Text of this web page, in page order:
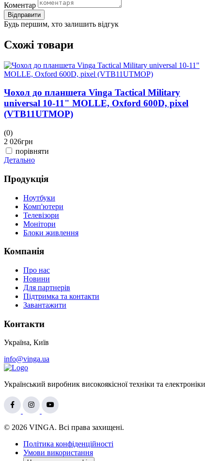
Коментар
Відправити
Будь першим, хто залишить відгук
Схожі товари
Чохол до планшета Vinga Tactical Military
universal 10-11" MOLLE, Oxford 600D, pixel
(VTB11UTMOP)
(0)
2 026грн
порівняти
Детально
Продукція
Ноутбуки
Комп'ютери
Телевізори
Монітори
Блоки живлення
Компанія
Про нас
Новини
Для партнерів
Підтримка та контакти
Завантажити
Контакти
Україна, Київ
info@vinga.ua
Український виробник високоякісної техніки та електроніки
© 2026 VINGA. Всі права захищені.
Політика конфіденційності
Умови використання